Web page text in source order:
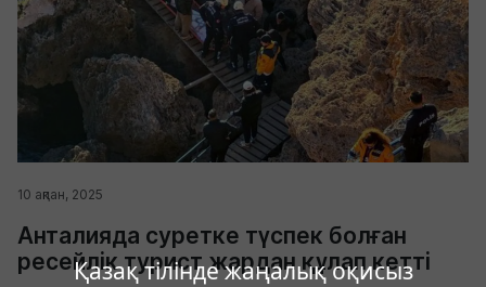
Қазақ тілінде жаңалық оқисыз
10 ақпан, 2025
Анталияда суретке түспек болған
ресейлік турист жардан құлап кетті